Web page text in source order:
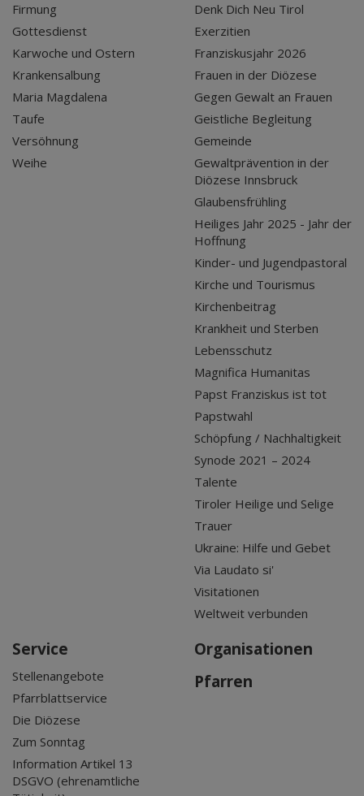
Firmung
Gottesdienst
Karwoche und Ostern
Krankensalbung
Maria Magdalena
Taufe
Versöhnung
Weihe
Denk Dich Neu Tirol
Exerzitien
Franziskusjahr 2026
Frauen in der Diözese
Gegen Gewalt an Frauen
Geistliche Begleitung
Gemeinde
Gewaltprävention in der
Diözese Innsbruck
Glaubensfrühling
Heiliges Jahr 2025 - Jahr der
Hoffnung
Kinder- und Jugendpastoral
Kirche und Tourismus
Kirchenbeitrag
Krankheit und Sterben
Lebensschutz
Magnifica Humanitas
Papst Franziskus ist tot
Papstwahl
Schöpfung / Nachhaltigkeit
Synode 2021 – 2024
Talente
Tiroler Heilige und Selige
Trauer
Ukraine: Hilfe und Gebet
Via Laudato si'
Visitationen
Weltweit verbunden
Service
Stellenangebote
Pfarrblattservice
Die Diözese
Zum Sonntag
Information Artikel 13
DSGVO (ehrenamtliche
Organisationen
Pfarren